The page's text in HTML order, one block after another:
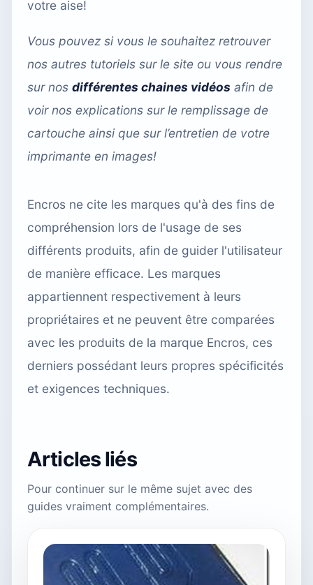
votre aise!
Vous pouvez si vous le souhaitez retrouver
nos autres tutoriels sur le site ou vous rendre
sur nos différentes chaines vidéos afin de
voir nos explications sur le remplissage de
cartouche ainsi que sur l’entretien de votre
imprimante en images!
Encros ne cite les marques qu'à des fins de
compréhension lors de l'usage de ses
différents produits, afin de guider l'utilisateur
de manière efficace. Les marques
appartiennent respectivement à leurs
propriétaires et ne peuvent être comparées
avec les produits de la marque Encros, ces
derniers possédant leurs propres spécificités
et exigences techniques.
Articles liés
Pour continuer sur le même sujet avec des
guides vraiment complémentaires.